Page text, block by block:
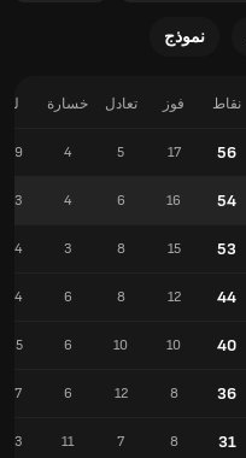
نموذج
نقاط فوز تعادل خسارة لـ
56
17
5
4
39
54
16
6
4
43
53
15
8
3
44
44
12
8
6
34
40
10
10
6
35
36
8
12
6
27
31
8
7
11
23